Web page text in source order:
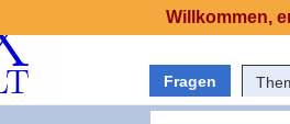
Fragen
Willkommen,